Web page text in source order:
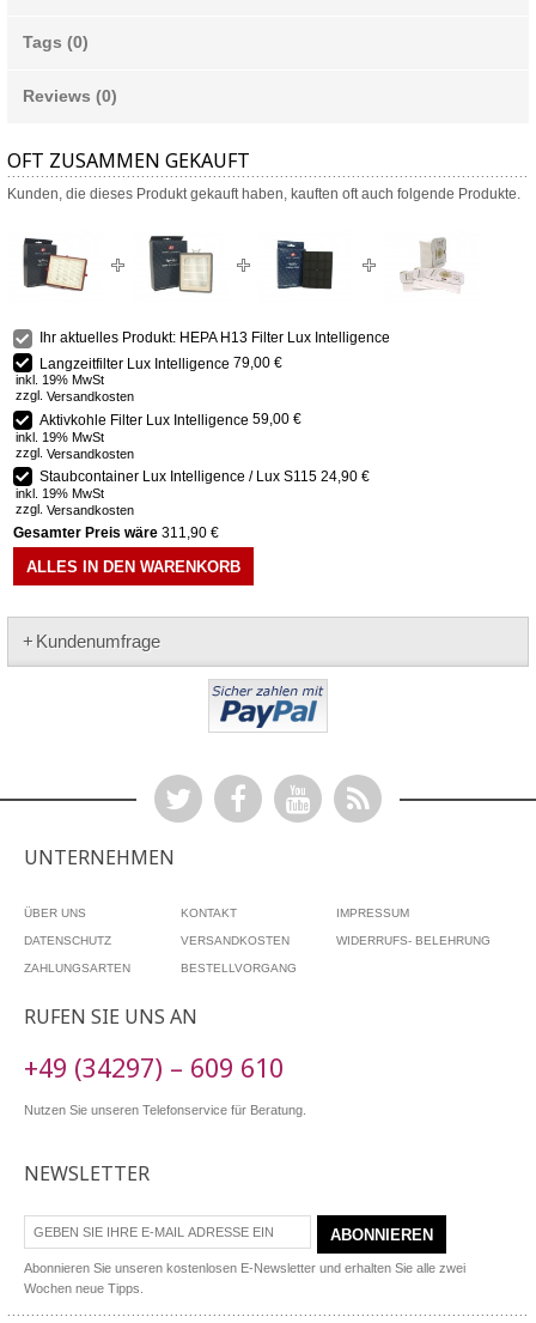
Tags (0)
Reviews (0)
OFT ZUSAMMEN GEKAUFT
Kunden, die dieses Produkt gekauft haben, kauften oft auch folgende Produkte.
Ihr aktuelles Produkt: HEPA H13 Filter Lux Intelligence
Langzeitfilter Lux Intelligence 79,00 €
inkl. 19% MwSt
zzgl. Versandkosten
Aktivkohle Filter Lux Intelligence 59,00 €
inkl. 19% MwSt
zzgl. Versandkosten
Staubcontainer Lux Intelligence / Lux S115 24,90 €
inkl. 19% MwSt
zzgl. Versandkosten
Gesamter Preis wäre 311,90 €
ALLES IN DEN WARENKORB
Kundenumfrage
UNTERNEHMEN
ÜBER UNS KONTAKT IMPRESSUM
DATENSCHUTZ VERSANDKOSTEN WIDERRUFS- BELEHRUNG
ZAHLUNGSARTEN BESTELLVORGANG
RUFEN SIE UNS AN
+49 (34297) – 609 610
Nutzen Sie unseren Telefonservice für Beratung.
NEWSLETTER
ABONNIEREN
Abonnieren Sie unseren kostenlosen E-Newsletter und erhalten Sie alle zwei
Wochen neue Tipps.